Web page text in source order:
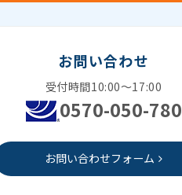
お問い合わせ
受付時間10:00～17:00
0570-050-780
お問い合わせフォーム